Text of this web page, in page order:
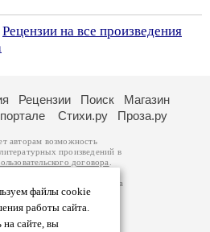
Рецензии на все произведения
файлы cookie
работы сайта.
на сайте, вы
Рецензии Поиск
Магазин
Стихи.ру Проза.ру
авторам возможность
произведений в
договора
принадлежат авторам
произведений возможна
которому вы можете
Ответственность за
самостоятельно на
изаконодательства